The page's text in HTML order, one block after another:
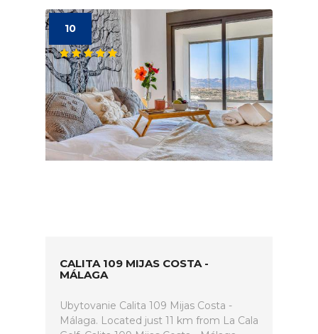
10
CALITA 109 MIJAS COSTA -
MÁLAGA
Ubytovanie Calita 109 Mijas Costa -
Málaga. Located just 11 km from La Cala